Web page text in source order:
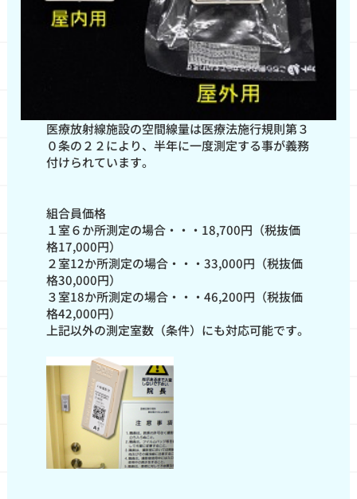
医療放射線施設の空間線量は医療法施行規則第３
０条の２２により、半年に一度測定する事が義務
付けられています。
組合員価格
１室６か所測定の場合・・・18,700円（税抜価
格17,000円）
２室12か所測定の場合・・・33,000円（税抜価
格30,000円）
３室18か所測定の場合・・・46,200円（税抜価
格42,000円）
上記以外の測定室数（条件）にも対応可能です。